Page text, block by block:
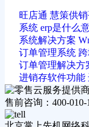
旺店通 慧策供销
系统 erp是什么
系统解决方案
订单管理系统
订单管理解决方
进销存软件功能
售前咨询：400-010-